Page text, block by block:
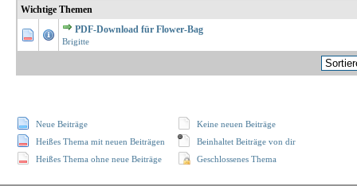
Wichtige Themen
PDF-Download für Flower-Bag
Brigitte
1 Bewertungen - 5 von 5 durchschnittlich
1 2 34 5
Neue Beiträge
Heißes Thema mit neuen Beiträgen
Heißes Thema ohne neue Beiträge
Keine neuen Beiträge
Beinhaltet Beiträge von dir
Geschlossenes Thema